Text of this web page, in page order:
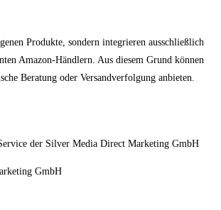
Produkte, sondern integrieren ausschließlich
Amazon-Händlern. Aus diesem Grund können
Beratung oder Versandverfolgung anbieten.
der Silver Media Direct Marketing GmbH
GmbH